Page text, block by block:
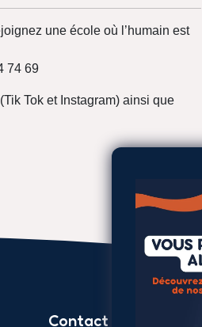
une école où l’humain est
74 69
Tok et Instagram) ainsi que
Contact